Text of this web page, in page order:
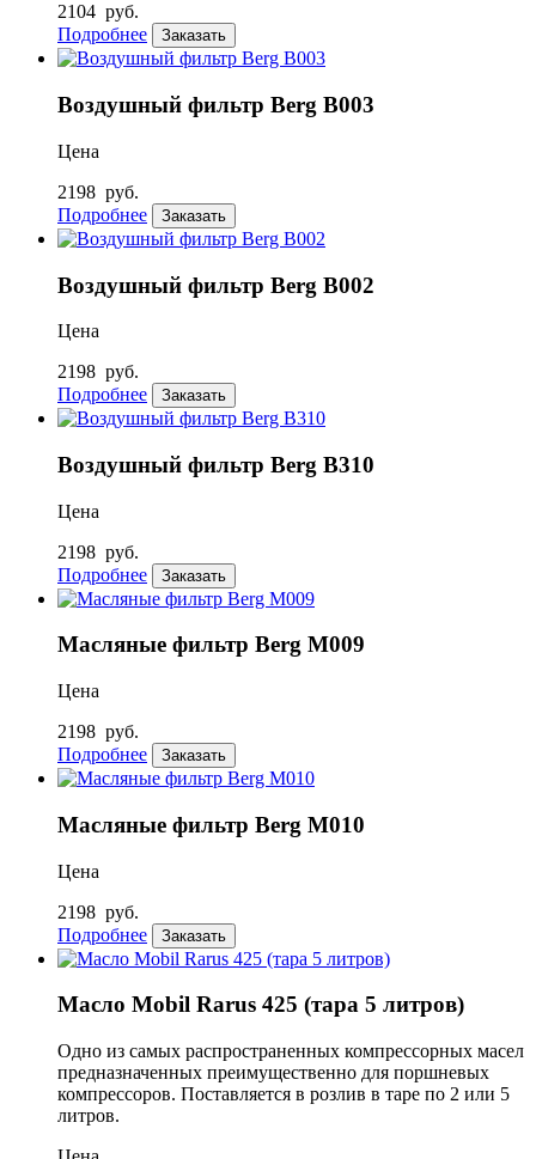
2104 руб.
Подробнее
Заказать
Воздушный фильтр Berg В003
Цена
2198 руб.
Подробнее
Заказать
Воздушный фильтр Berg В002
Цена
2198 руб.
Подробнее
Заказать
Воздушный фильтр Berg В310
Цена
2198 руб.
Подробнее
Заказать
Масляные фильтр Berg М009
Цена
2198 руб.
Подробнее
Заказать
Масляные фильтр Berg М010
Цена
2198 руб.
Подробнее
Заказать
Масло Mobil Rarus 425 (тара 5 литров)
Одно из самых распространенных компрессорных масел
предназначенных преимущественно для поршневых
компрессоров. Поставляется в розлив в таре по 2 или 5
литров.